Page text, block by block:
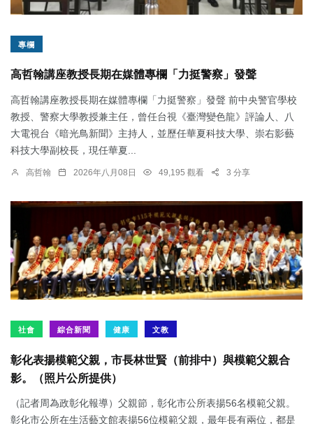
專欄
高哲翰講座教授長期在媒體專欄「力挺警察」發聲
高哲翰講座教授長期在媒體專欄「力挺警察」發聲 前中央警官學校
教授、警察大學教授兼主任，曾任台視《臺灣變色龍》評論人、八
大電視台《暗光鳥新聞》主持人，並歷任華夏科技大學、崇右影藝
科技大學副校長，現任華夏...
高哲翰 2026年八月08日 49,195 觀看 3 分享
社會 綜合新聞 健康 文教
彰化表揚模範父親，市長林世賢（前排中）與模範父親合
影。（照片公所提供）
（記者周為政彰化報導）父親節，彰化市公所表揚56名模範父親。
彰化市公所在生活藝文館表揚56位模範父親，最年長有兩位，都是